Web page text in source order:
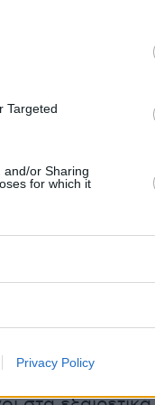
Targeted
and/or Sharing
for which it
Privacy Policy
της αποστολής
της
στις
και πιο
στη